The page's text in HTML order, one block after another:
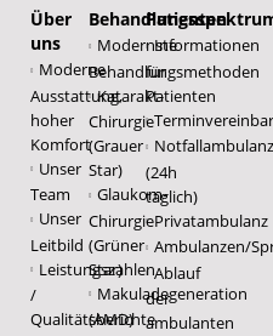
Über
uns
Moderne
Ausstattung,
hoher
Komfort
Unser
Team
Unser
Leitbild
Leistungszahlen
/
Qualitätsberichte
Modernste
Behandlungsmethoden
Katarakt-
Chirurgie
(Grauer
Star)
Glaukom-
Chirurgie
(Grüner
Star)
Makuladegeneration
(AMD)
Patienten
Informationen
für
Patienten
(24h
täglich)
Privatambulanz
Ambulanzen/
Ablauf
der
ambulanten